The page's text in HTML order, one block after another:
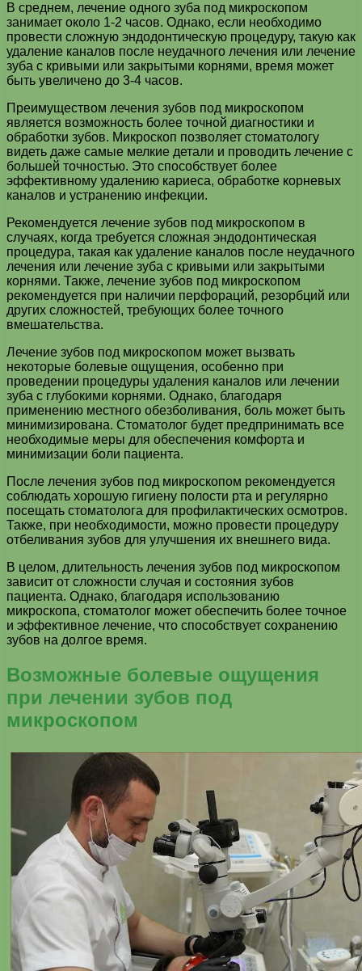
В среднем, лечение одного зуба под микроскопом
занимает около 1-2 часов. Однако, если необходимо
провести сложную эндодонтическую процедуру, такую как
удаление каналов после неудачного лечения или лечение
зуба с кривыми или закрытыми корнями, время может
быть увеличено до 3-4 часов.
Преимуществом лечения зубов под микроскопом
является возможность более точной диагностики и
обработки зубов. Микроскоп позволяет стоматологу
видеть даже самые мелкие детали и проводить лечение с
большей точностью. Это способствует более
эффективному удалению кариеса, обработке корневых
каналов и устранению инфекции.
Рекомендуется лечение зубов под микроскопом в
случаях, когда требуется сложная эндодонтическая
процедура, такая как удаление каналов после неудачного
лечения или лечение зуба с кривыми или закрытыми
корнями. Также, лечение зубов под микроскопом
рекомендуется при наличии перфораций, резорбций или
других сложностей, требующих более точного
вмешательства.
Лечение зубов под микроскопом может вызвать
некоторые болевые ощущения, особенно при
проведении процедуры удаления каналов или лечении
зуба с глубокими корнями. Однако, благодаря
применению местного обезболивания, боль может быть
минимизирована. Стоматолог будет предпринимать все
необходимые меры для обеспечения комфорта и
минимизации боли пациента.
После лечения зубов под микроскопом рекомендуется
соблюдать хорошую гигиену полости рта и регулярно
посещать стоматолога для профилактических осмотров.
Также, при необходимости, можно провести процедуру
отбеливания зубов для улучшения их внешнего вида.
В целом, длительность лечения зубов под микроскопом
зависит от сложности случая и состояния зубов
пациента. Однако, благодаря использованию
микроскопа, стоматолог может обеспечить более точное
и эффективное лечение, что способствует сохранению
зубов на долгое время.
Возможные болевые ощущения
при лечении зубов под
микроскопом